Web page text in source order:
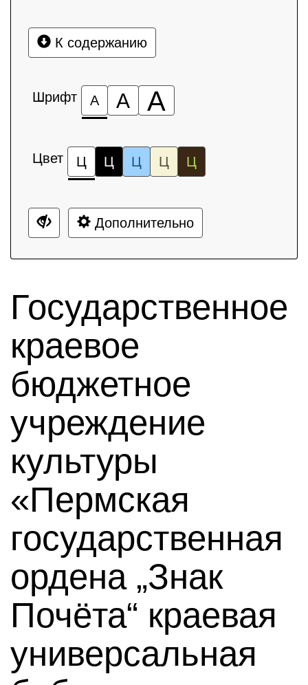
К содержанию
Шрифт А А А
Цвет Ц Ц Ц Ц Ц
Дополнительно
Государственное
краевое
бюджетное
учреждение
культуры
«Пермская
государственная
ордена „Знак
Почёта“ краевая
универсальная